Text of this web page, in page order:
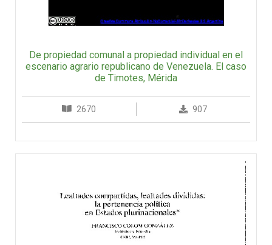
De propiedad comunal a propiedad individual en el
escenario agrario republicano de Venezuela. El caso
de Timotes, Mérida
2670 907